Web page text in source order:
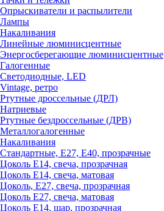
Опрыскиватели и распылители
Лампы
Накаливания
Линейные люминисцентные
Энергосберегающие люминисцентные
Галогенные
Светодиодные, LED
Vintage, ретро
Ртутные дроссельные (ДРЛ)
Натриевые
Ртутные бездроссельные (ДРВ)
Металлогалогенные
Накаливания
Стандартные, Е27, Е40, прозрачные
Цоколь Е14, свеча, прозрачная
Цоколь Е14, свеча, матовая
Цоколь, Е27, свеча, прозрачная
Цоколь Е27, свеча, матовая
Цоколь Е14, шар, прозрачная